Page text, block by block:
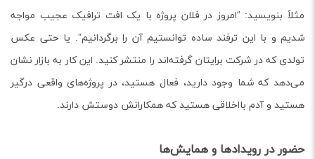
مثلاً بنویسید: “امروز در فلان پروژه با یک افت ترافیک عجیب مواجه
شدیم و با این ترفند ساده توانستیم آن را برگردانیم”. یا حتی عکس
تولدی که در شرکت برایتان گرفته‌اند را منتشر کنید. این کار به بازار نشان
می‌دهد که شما وجود دارید، فعال هستید، در پروژه‌های واقعی درگیر
هستید و آدم بااخلاقی هستید که همکارانش دوستش دارند.
حضور در رویدادها و همایش‌ها